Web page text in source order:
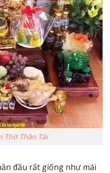
Thờ Thần Tài
đầu rất giống như mái